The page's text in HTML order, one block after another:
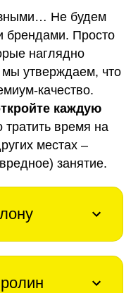
Не будем
брендами. Просто
наглядно
утверждаем, что
качество.
каждую
тратить время на
местах –
занятие.